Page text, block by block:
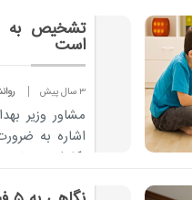
تشخیص به
است
3 سال پیش
مشاور وزیر
اشاره به
تکاملی به